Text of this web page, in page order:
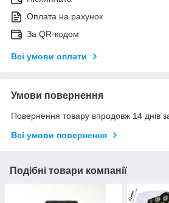
Оплата на рахунок
За QR-кодом
Всі умови оплати
Умови повернення
Повернення товару впродовж 14 днів
Всі умови повернення
Подібні товари компанії